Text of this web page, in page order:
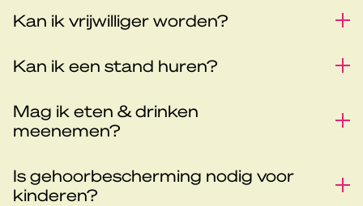
Kan ik vrijwilliger worden?
Kan ik een stand huren?
Mag ik eten & drinken
meenemen?
Is gehoorbescherming nodig voor
kinderen?